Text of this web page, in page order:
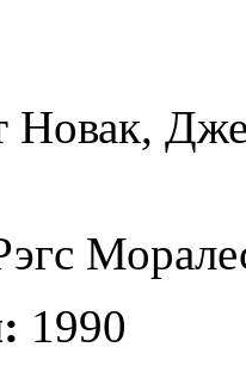
Новак,
1990